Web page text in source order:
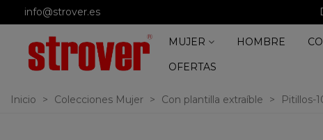
info@strover.es
MUJER HOMBRE
OFERTAS
Inicio > Colecciones Mujer > Con plantilla extraíble > Pitillos-